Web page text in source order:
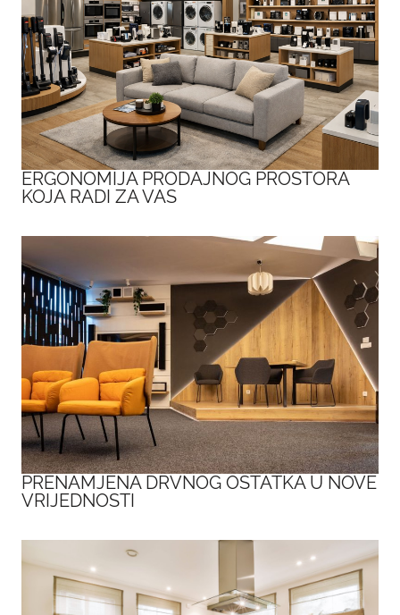
ERGONOMIJA PRODAJNOG PROSTORA
KOJA RADI ZA VAS
PRENAMJENA DRVNOG OSTATKA U NOVE
VRIJEDNOSTI